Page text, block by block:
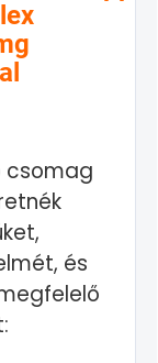
csomag
és